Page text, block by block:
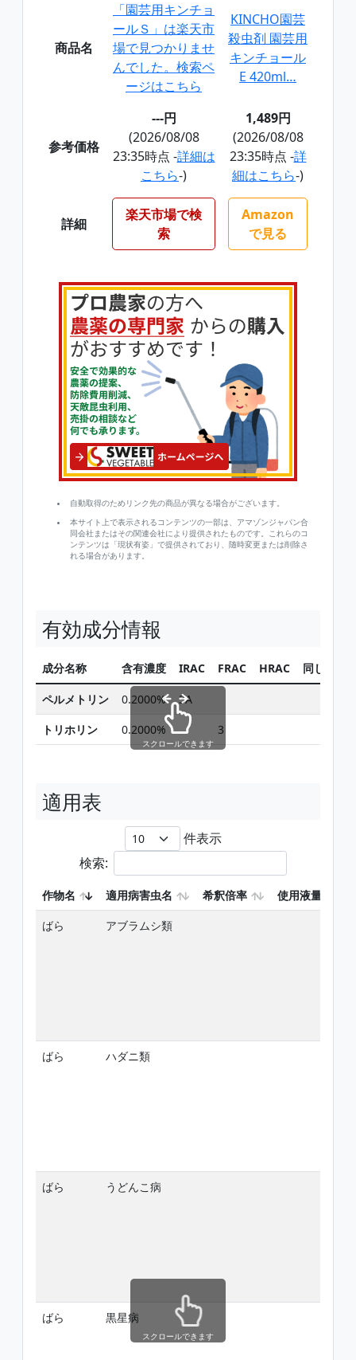
商品名
「園芸用キンチョ
ールＳ」は楽天市
場で見つかりませ
んでした。検索ペ
ージはこちら
KINCHO園芸
殺虫剤 園芸用
キンチョール
E 420ml…
参考価格
---円
(2026/08/08
23:35時点 -詳細は
こちら-)
1,489円
(2026/08/08
23:35時点 -詳
細はこちら-)
詳細
楽天市場で検
索
Amazon
で見る
自動取得のためリンク先の商品が異なる場合がございます。
本サイト上で表示されるコンテンツの一部は、アマゾンジャパン合
同会社またはその関連会社により提供されたものです。これらのコ
ンテンツは「現状有姿」で提供されており、随時変更または削除さ
れる場合があります。
有効成分情報
成分名称 含有濃度 IRAC FRAC HRAC 同じ有効
ペルメトリン 0.2000% 3A
トリホリン
0.2000% 3
スクロールできます
適用表
件表示
検索:
作物名 適用病害虫名 希釈倍率 使用液量
ばら
アブラムシ類
ばら ハダニ類
ばら うどんこ病
ばら 黒星病
スクロールできます